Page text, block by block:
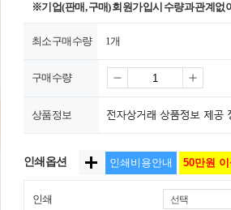
※기업(판매, 구매) 회원가입시 수량과 관계없이
최소구매수량 1개
구매수량
상품정보
인쇄옵션 인쇄비용안내 50만원
인쇄 선택